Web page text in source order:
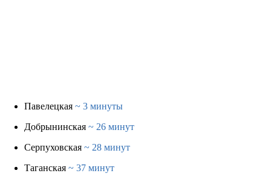
Павелецкая ~ 3 минуты
Добрынинская ~ 26 минут
Серпуховская ~ 28 минут
Таганская ~ 37 минут